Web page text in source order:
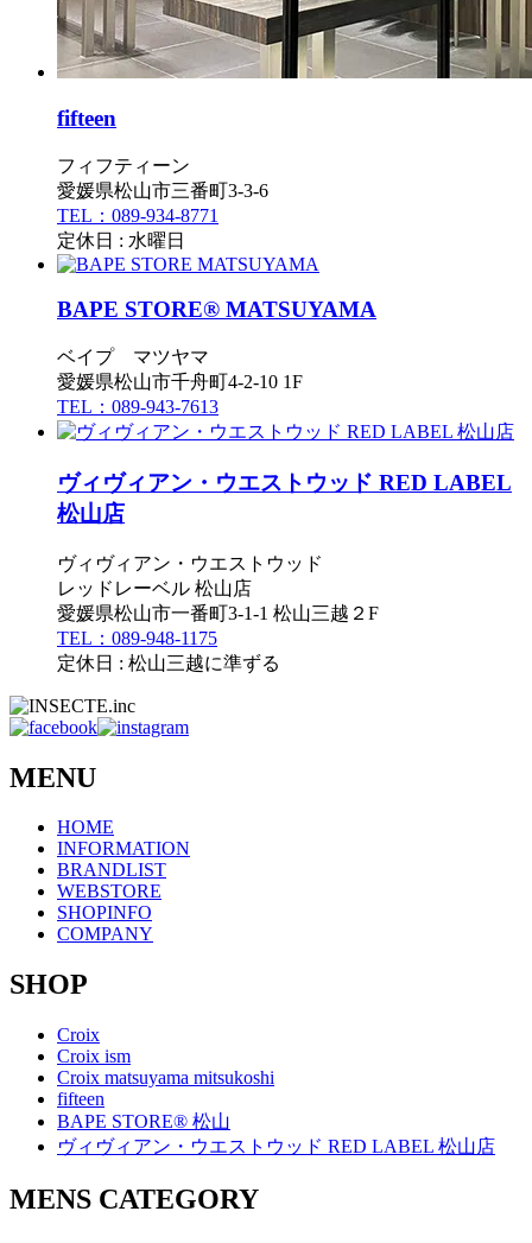
fifteen
フィフティーン
愛媛県松山市三番町3-3-6
TEL：089-934-8771
定休日 : 水曜日
BAPE STORE® MATSUYAMA
ベイプ マツヤマ
愛媛県松山市千舟町4-2-10 1F
TEL：089-943-7613
ヴィヴィアン・ウエストウッド RED LABEL
松山店
ヴィヴィアン・ウエストウッド
レッドレーベル 松山店
愛媛県松山市一番町3-1-1 松山三越２F
TEL：089-948-1175
定休日 : 松山三越に準ずる
MENU
HOME
INFORMATION
BRANDLIST
WEBSTORE
SHOPINFO
COMPANY
SHOP
Croix
Croix ism
Croix matsuyama mitsukoshi
fifteen
BAPE STORE® 松山
ヴィヴィアン・ウエストウッド RED LABEL 松山店
MENS CATEGORY